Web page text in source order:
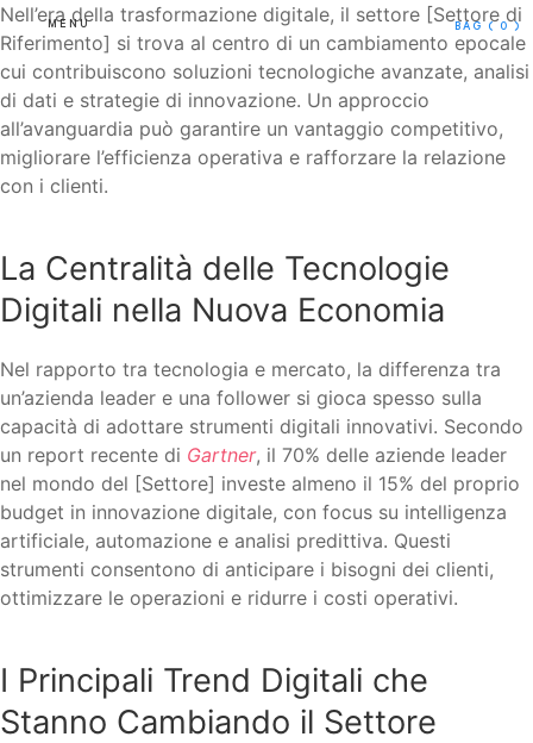
MENU BAG ( 0 )
Nell’era della trasformazione digitale, il settore [Settore di
Riferimento] si trova al centro di un cambiamento epocale
cui contribuiscono soluzioni tecnologiche avanzate, analisi
di dati e strategie di innovazione. Un approccio
all’avanguardia può garantire un vantaggio competitivo,
migliorare l’efficienza operativa e rafforzare la relazione
con i clienti.
La Centralità delle Tecnologie
Digitali nella Nuova Economia
Nel rapporto tra tecnologia e mercato, la differenza tra
un’azienda leader e una follower si gioca spesso sulla
capacità di adottare strumenti digitali innovativi. Secondo
un report recente di Gartner, il 70% delle aziende leader
nel mondo del [Settore] investe almeno il 15% del proprio
budget in innovazione digitale, con focus su intelligenza
artificiale, automazione e analisi predittiva. Questi
strumenti consentono di anticipare i bisogni dei clienti,
ottimizzare le operazioni e ridurre i costi operativi.
I Principali Trend Digitali che
Stanno Cambiando il Settore